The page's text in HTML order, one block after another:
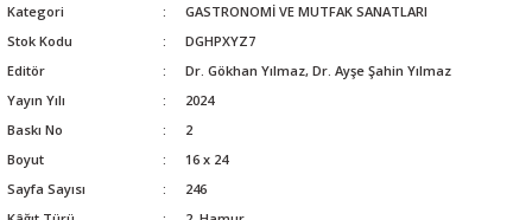
Kategori
GASTRONOMİ VE MUTFAK SANATLARI
Stok Kodu
DGHPXYZ7
Editör
Dr. Gökhan Yılmaz, Dr. Ayşe Şahin Yılmaz
Yayın Yılı
2024
Baskı No
2
Boyut
16 x 24
Sayfa Sayısı
246